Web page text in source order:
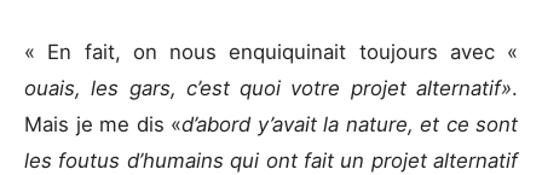
« En fait, on nous enquiquinait toujours avec «
ouais, les gars, c’est quoi votre projet alternatif».
Mais je me dis «d’abord y’avait la nature, et ce sont
les foutus d’humains qui ont fait un projet alternatif